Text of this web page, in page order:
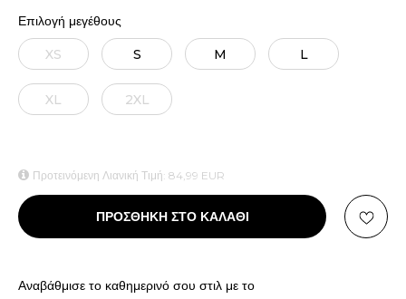
Επιλογή μεγέθους
XS S M L
XL 2XL
Προτεινόμενη Λιανική Τιμή: 84,99 EUR
ΠΡΟΣΘΗΚΗ ΣΤΟ ΚΑΛΑΘΙ
Αναβάθμισε το καθημερινό σου στιλ με το